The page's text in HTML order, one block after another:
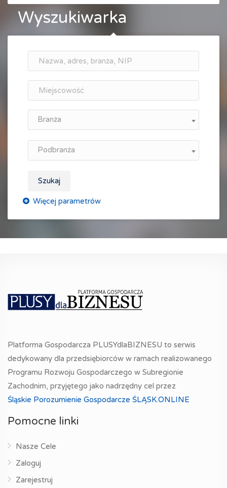
Wyszukiwarka
Branża
Podbranża
Szukaj
Platforma Gospodarcza PLUSYdlaBIZNESU to serwis
dedykowany dla przedsiębiorców w ramach realizowanego
Programu Rozwoju Gospodarczego w Subregionie
Zachodnim, przyjętego jako nadrzędny cel przez
Śląskie Porozumienie Gospodarcze ŚLĄSK.ONLINE
Pomocne linki
Nasze Cele
Zaloguj
Zarejestruj